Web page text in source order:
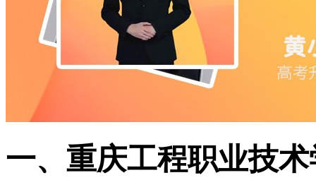
一、重庆工程职业技